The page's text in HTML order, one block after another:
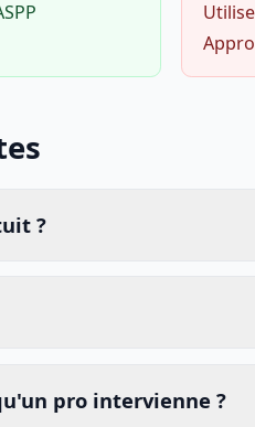
?
pro intervienne ?